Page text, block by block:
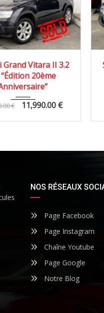
2009
Autom...
199000 km
Grand Vitara II 3.2
20ème
€ 11,990.00 €
NOS RÉSEAUX
Page Facebook
Page Instagram
Chaîne Youtube
Page Google
Notre Blog